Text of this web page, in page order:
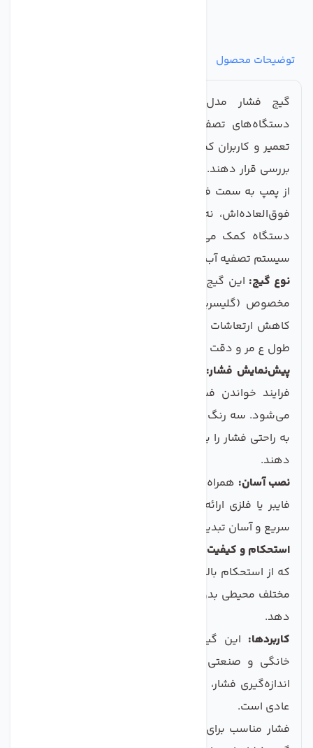
توضیحات محصول
گیج فشار مدل، محصولی ضروری و کارآمد برای
دستگاه‌های تصفیه آب خانگی است که به متخصصان
تعمیر و کاربران کمک می‌کند تا فشار آب را به دقت مورد
بررسی قرار دهند. این گیج نشان‌دهنده فشار آب خروجی
از پمپ به سمت فیلتر ممبران است و به خاطر ویژگی‌های
فوق‌العاده‌اش، نه‌ تنها در تشخیص مشکلات عملکردی
دستگاه کمک می‌کند، بلکه به حفظ کیفیت و سلامت
سیستم تصفیه آب نیز کمک می‌کند.
نوع گیج: این گیج از نوع روغنی است که درون آن روغن
مخصوص (گلیسرین) وجود دارد. این روغن نه تنها به
کاهش ارتعاشات عقربه کمک می‌کند، بلکه باعث افزایش
طول ع مر و دقت عملکرد گیج می‌شود.
پیش‌نمایش فشار:
فرایند خواندن فشار آب بسیار ساده‌تر و قابل فهم‌تر
می‌شود. سه رنگ زرد، سبز و قرمز کمک می‌کند تا کاربران
به راحتی فشار را بررسی کرده و وضعیت فشار را تشخیص
دهند.
نصب آسان: همراه با پیچ و مهره برای نصب بر روی شاسی
فایبر یا فلزی ارائه می‌شود، که نصب آن را به پروسه‌ای
سریع و آسان تبدیل می‌کند.
استحکام و کیفیت:
که از استحکام بالایی برخوردار است و می‌تواند در شرایط
مختلف محیطی بدون هیچ‌گونه مشکلی به کار خود ادامه
دهد.
کاربردها: این گیج در تمامی دستگاه‌های تصفیه آب
خانگی و صنعتی کاربرد دارد و به دلیل دقت بالا در
اندازه‌گیری فشار، انتخابی عالی برای تعمیرکاران و کاربران
عادی است.